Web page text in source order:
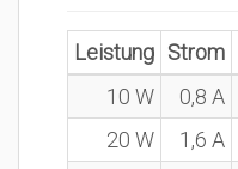
Leistung Strom
10 W
0,8 A
20 W
1,6 A